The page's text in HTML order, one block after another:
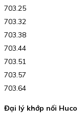
703.25
703.32
703.38
703.44
703.51
703.57
703.64
Đại lý khớp nối Huco